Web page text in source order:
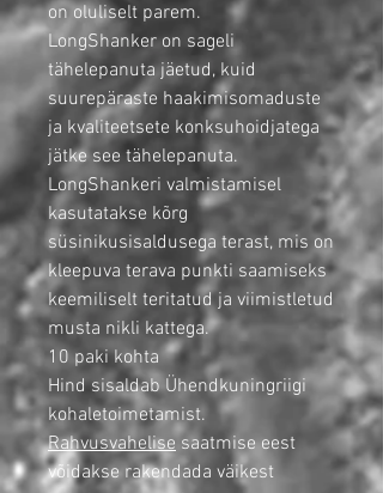
on oluliselt parem.
LongShanker on sageli
tähelepanuta jäetud, kuid
suurepäraste haakimisomaduste
ja kvaliteetsete konksuhoidjatega
jätke see tähelepanuta.
LongShankeri valmistamisel
kasutatakse kõrg
süsinikusisaldusega terast, mis on
kleepuva terava punkti saamiseks
keemiliselt teritatud ja viimistletud
musta nikli kattega.
10 paki kohta
Hind sisaldab Ühendkuningriigi
kohaletoimetamist.
Rahvusvahelise saatmise eest
võidakse rakendada väikest